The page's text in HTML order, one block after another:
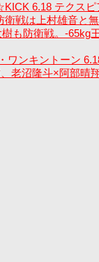
6.18 テクスピ
衛戦は上村雄音と
も防衛戦。-65kg
ワンキントーン
老沼隆斗×阿部晴